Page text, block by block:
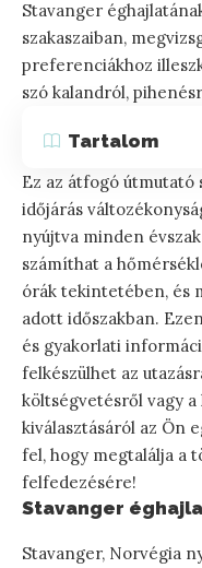
Stavanger
szakaszaiban,
preferenciákhoz
szó kalandról,
Tartalom
Ez az átfogó
időjárás
nyújtva minden
számíthat a
órák tekintetében, és
adott időszakban.
és gyakorlati
felkészülhet az
költségvetésről vagy
kiválasztásáról az Ön
fel, hogy megtalálja a
felfedezésére!
Stavanger
Stavanger, Norvégia